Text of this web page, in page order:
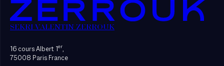
SEKRI VALENTIN ZERROUK
16 cours Albert 1er,
75008 Paris France